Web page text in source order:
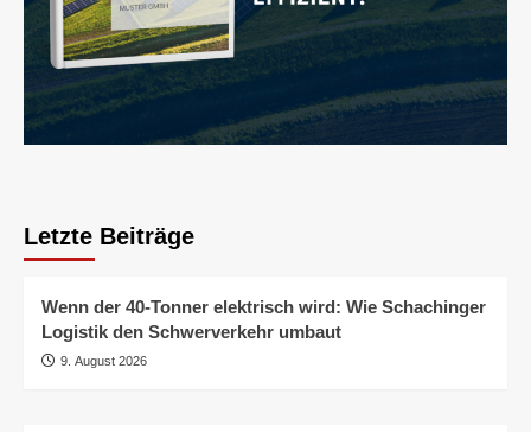
Letzte Beiträge
Wenn der 40-Tonner elektrisch wird: Wie Schachinger
Logistik den Schwerverkehr umbaut
9. August 2026